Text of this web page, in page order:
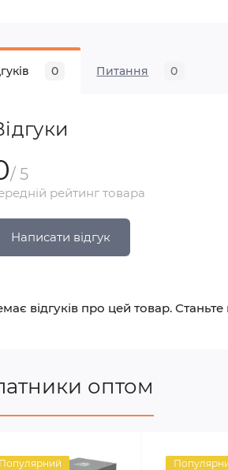
0 Питання 0
/ 5
рейтинг товара
Написати відгук
відгуків про цей товар.
оптом
Популярний